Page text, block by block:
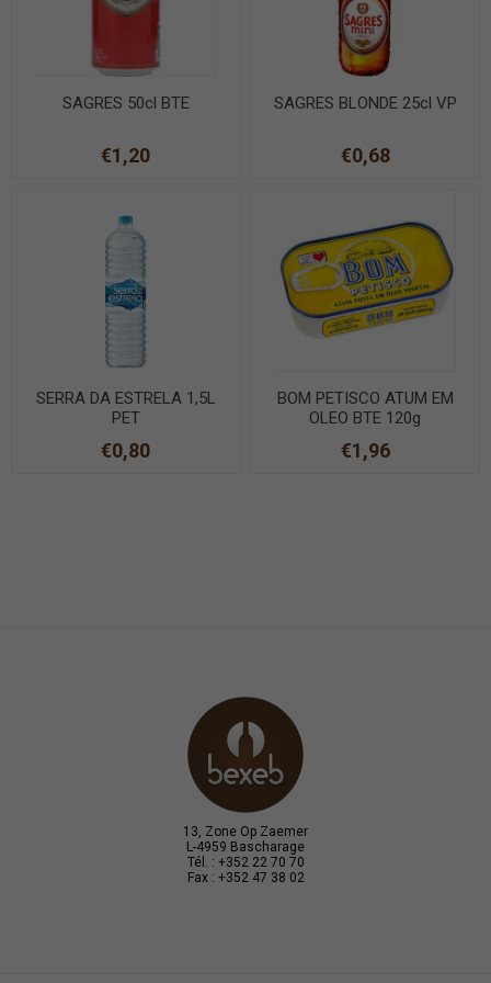
SAGRES 50cl BTE
€1,20
SAGRES BLONDE 25cl VP
€0,68
SERRA DA ESTRELA 1,5L
PET
€0,80
BOM PETISCO ATUM EM
OLEO BTE 120g
€1,96
13, Zone Op Zaemer
L-4959 Bascharage
Tél. : +352 22 70 70
Fax : +352 47 38 02